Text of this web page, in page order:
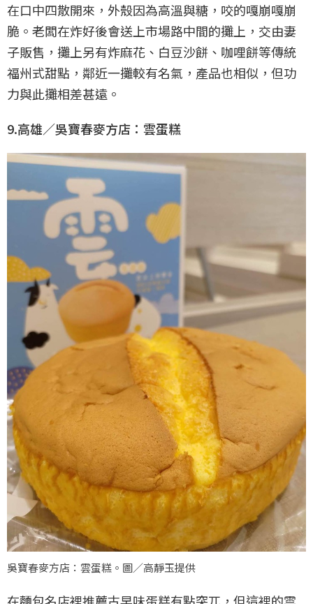
在口中四散開來，外殼因為高溫與糖，咬的嘎崩嘎崩
脆。老闆在炸好後會送上市場路中間的攤上，交由妻
子販售，攤上另有炸麻花、白豆沙餅、咖哩餅等傳統
福州式甜點，鄰近一攤較有名氣，產品也相似，但功
力與此攤相差甚遠。
9.高雄／吳寶春麥方店：雲蛋糕
吳寶春麥方店：雲蛋糕。圖／高靜玉提供
在麵包名店裡推薦古早味蛋糕有點突兀，但這裡的雲